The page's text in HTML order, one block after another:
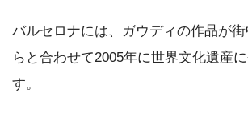
バルセロナには、ガウディの作品が
らと合わせて2005年に世界文化遺産
す。